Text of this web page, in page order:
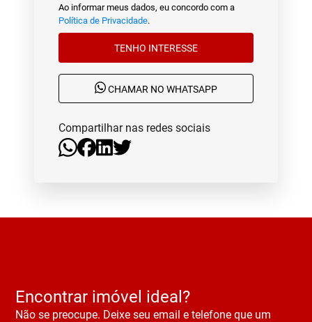
Ao informar meus dados, eu concordo com a
Política de Privacidade.
TENHO INTERESSE
CHAMAR NO WHATSAPP
Compartilhar nas redes sociais
Encontrar imóvel ideal?
Não se preocupe. Deixe seu email e telefone que um